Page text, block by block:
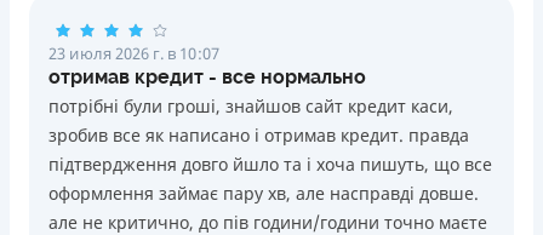
23 июля 2026 г. в 10:07
отримав кредит - все нормально
потрібні були гроші, знайшов сайт кредит каси,
зробив все як написано і отримав кредит. правда
підтвердження довго йшло та і хоча пишуть, що все
оформлення займає пару хв, але насправді довше.
але не критично, до пів години/години точно маєте